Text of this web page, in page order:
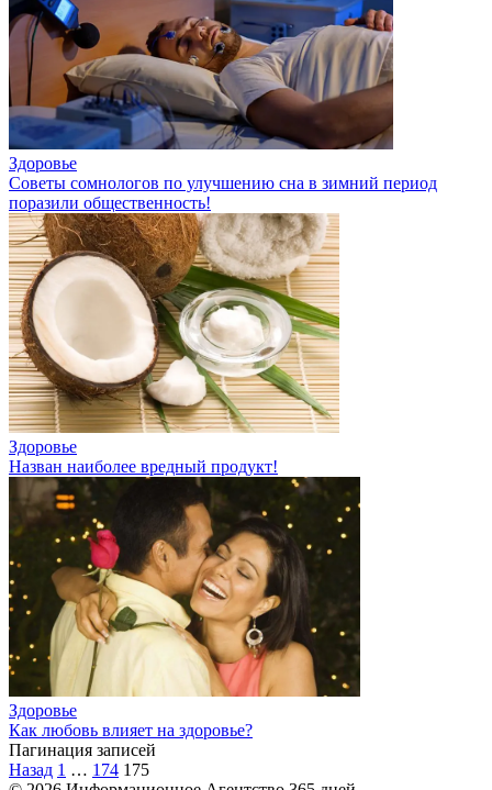
Здоровье
Советы сомнологов по улучшению сна в зимний период
поразили общественность!
Здоровье
Назван наиболее вредный продукт!
Здоровье
Как любовь влияет на здоровье?
Пагинация записей
Назад 1 … 174 175